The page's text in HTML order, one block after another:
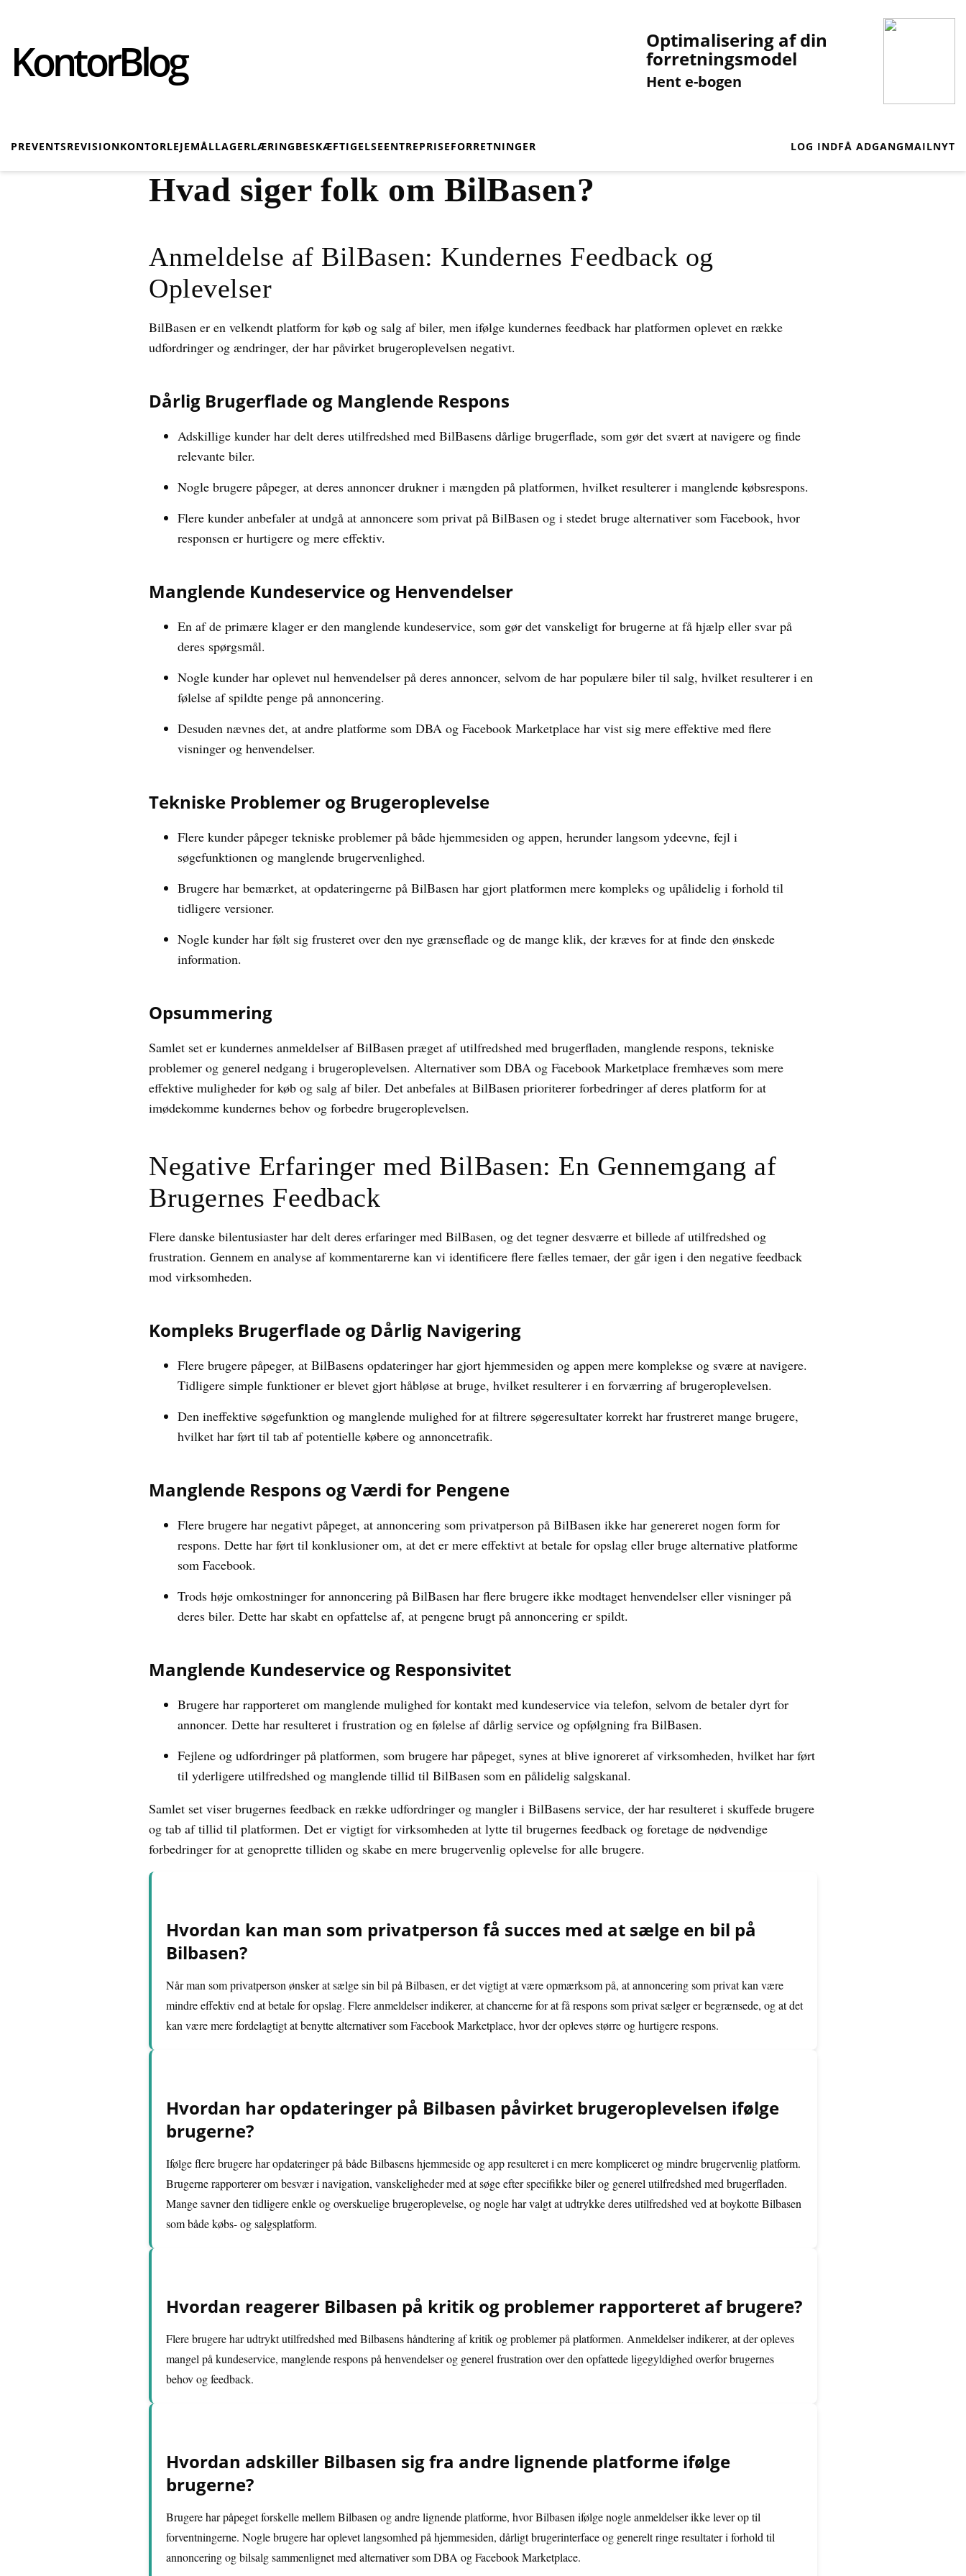
KontorBlog Optimalisering af din
forretningsmodel
Hent e-bogen
PREVENTSREVISIONKONTORLEJEMÅLLAGERLÆRINGBESKÆFTIGELSEENTREPRISEFORRETNINGER LOG INDFÅ ADGANGMAILNYT
Hvad siger folk om BilBasen?
Anmeldelse af BilBasen: Kundernes Feedback og
Oplevelser
BilBasen er en velkendt platform for køb og salg af biler, men ifølge kundernes feedback har platformen oplevet en række
udfordringer og ændringer, der har påvirket brugeroplevelsen negativt.
Dårlig Brugerflade og Manglende Respons
Adskillige kunder har delt deres utilfredshed med BilBasens dårlige brugerflade, som gør det svært at navigere og finde
relevante biler.
Nogle brugere påpeger, at deres annoncer drukner i mængden på platformen, hvilket resulterer i manglende købsrespons.
Flere kunder anbefaler at undgå at annoncere som privat på BilBasen og i stedet bruge alternativer som Facebook, hvor
responsen er hurtigere og mere effektiv.
Manglende Kundeservice og Henvendelser
En af de primære klager er den manglende kundeservice, som gør det vanskeligt for brugerne at få hjælp eller svar på
deres spørgsmål.
Nogle kunder har oplevet nul henvendelser på deres annoncer, selvom de har populære biler til salg, hvilket resulterer i en
følelse af spildte penge på annoncering.
Desuden nævnes det, at andre platforme som DBA og Facebook Marketplace har vist sig mere effektive med flere
visninger og henvendelser.
Tekniske Problemer og Brugeroplevelse
Flere kunder påpeger tekniske problemer på både hjemmesiden og appen, herunder langsom ydeevne, fejl i
søgefunktionen og manglende brugervenlighed.
Brugere har bemærket, at opdateringerne på BilBasen har gjort platformen mere kompleks og upålidelig i forhold til
tidligere versioner.
Nogle kunder har følt sig frusteret over den nye grænseflade og de mange klik, der kræves for at finde den ønskede
information.
Opsummering
Samlet set er kundernes anmeldelser af BilBasen præget af utilfredshed med brugerfladen, manglende respons, tekniske
problemer og generel nedgang i brugeroplevelsen. Alternativer som DBA og Facebook Marketplace fremhæves som mere
effektive muligheder for køb og salg af biler. Det anbefales at BilBasen prioriterer forbedringer af deres platform for at
imødekomme kundernes behov og forbedre brugeroplevelsen.
Negative Erfaringer med BilBasen: En Gennemgang af
Brugernes Feedback
Flere danske bilentusiaster har delt deres erfaringer med BilBasen, og det tegner desværre et billede af utilfredshed og
frustration. Gennem en analyse af kommentarerne kan vi identificere flere fælles temaer, der går igen i den negative feedback
mod virksomheden.
Kompleks Brugerflade og Dårlig Navigering
Flere brugere påpeger, at BilBasens opdateringer har gjort hjemmesiden og appen mere komplekse og svære at navigere.
Tidligere simple funktioner er blevet gjort håbløse at bruge, hvilket resulterer i en forværring af brugeroplevelsen.
Den ineffektive søgefunktion og manglende mulighed for at filtrere søgeresultater korrekt har frustreret mange brugere,
hvilket har ført til tab af potentielle købere og annoncetrafik.
Manglende Respons og Værdi for Pengene
Flere brugere har negativt påpeget, at annoncering som privatperson på BilBasen ikke har genereret nogen form for
respons. Dette har ført til konklusioner om, at det er mere effektivt at betale for opslag eller bruge alternative platforme
som Facebook.
Trods høje omkostninger for annoncering på BilBasen har flere brugere ikke modtaget henvendelser eller visninger på
deres biler. Dette har skabt en opfattelse af, at pengene brugt på annoncering er spildt.
Manglende Kundeservice og Responsivitet
Brugere har rapporteret om manglende mulighed for kontakt med kundeservice via telefon, selvom de betaler dyrt for
annoncer. Dette har resulteret i frustration og en følelse af dårlig service og opfølgning fra BilBasen.
Fejlene og udfordringer på platformen, som brugere har påpeget, synes at blive ignoreret af virksomheden, hvilket har ført
til yderligere utilfredshed og manglende tillid til BilBasen som en pålidelig salgskanal.
Samlet set viser brugernes feedback en række udfordringer og mangler i BilBasens service, der har resulteret i skuffede brugere
og tab af tillid til platformen. Det er vigtigt for virksomheden at lytte til brugernes feedback og foretage de nødvendige
forbedringer for at genoprette tilliden og skabe en mere brugervenlig oplevelse for alle brugere.
Hvordan kan man som privatperson få succes med at sælge en bil på
Bilbasen?
Når man som privatperson ønsker at sælge sin bil på Bilbasen, er det vigtigt at være opmærksom på, at annoncering som privat kan være
mindre effektiv end at betale for opslag. Flere anmeldelser indikerer, at chancerne for at få respons som privat sælger er begrænsede, og at det
kan være mere fordelagtigt at benytte alternativer som Facebook Marketplace, hvor der opleves større og hurtigere respons.
Hvordan har opdateringer på Bilbasen påvirket brugeroplevelsen ifølge
brugerne?
Ifølge flere brugere har opdateringer på både Bilbasens hjemmeside og app resulteret i en mere kompliceret og mindre brugervenlig platform.
Brugerne rapporterer om besvær i navigation, vanskeligheder med at søge efter specifikke biler og generel utilfredshed med brugerfladen.
Mange savner den tidligere enkle og overskuelige brugeroplevelse, og nogle har valgt at udtrykke deres utilfredshed ved at boykotte Bilbasen
som både købs- og salgsplatform.
Hvordan reagerer Bilbasen på kritik og problemer rapporteret af brugere?
Flere brugere har udtrykt utilfredshed med Bilbasens håndtering af kritik og problemer på platformen. Anmeldelser indikerer, at der opleves
mangel på kundeservice, manglende respons på henvendelser og generel frustration over den opfattede ligegyldighed overfor brugernes
behov og feedback.
Hvordan adskiller Bilbasen sig fra andre lignende platforme ifølge
brugerne?
Brugere har påpeget forskelle mellem Bilbasen og andre lignende platforme, hvor Bilbasen ifølge nogle anmeldelser ikke lever op til
forventningerne. Nogle brugere har oplevet langsomhed på hjemmesiden, dårligt brugerinterface og generelt ringe resultater i forhold til
annoncering og bilsalg sammenlignet med alternativer som DBA og Facebook Marketplace.